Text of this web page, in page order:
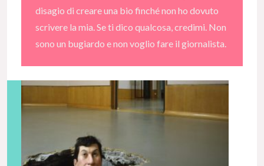
disagio di creare una bio finché non ho dovuto
scrivere la mia. Se ti dico qualcosa, credimi. Non
sono un bugiardo e non voglio fare il giornalista.